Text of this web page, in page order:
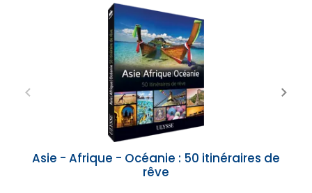
Asie - Afrique - Océanie : 50 itinéraires de
rêve